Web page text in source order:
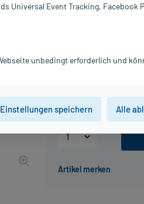
PZN:
Universal Event Tracking, Facebook
unbedingt erforderlich und
Einstellungen speichern Alle